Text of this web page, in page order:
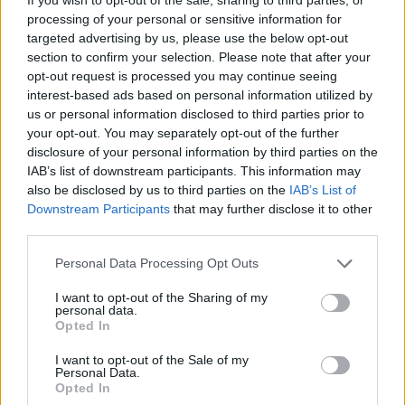
processing of your personal or sensitive information for
targeted advertising by us, please use the below opt-out
section to confirm your selection. Please note that after your
opt-out request is processed you may continue seeing
interest-based ads based on personal information utilized by
us or personal information disclosed to third parties prior to
your opt-out. You may separately opt-out of the further
disclosure of your personal information by third parties on the
IAB’s list of downstream participants. This information may
also be disclosed by us to third parties on the IAB’s List of
Downstream Participants that may further disclose it to other
Personal Data Processing Opt Outs
I want to opt-out of the Sharing of my
personal data.
Opted In
I want to opt-out of the Sale of my
Personal Data.
Opted In
από 25 έως 39 ετών, με ετήσιο εισόδημα
τουλάχιστον 10.000 ευρώ έως το ποσό που
αντιστοιχεί για τη λήψη επιδόματος θέρμανσης
(16.000 ευρώ για άγαμο, 24.000 ευρώ για ζευγάρι
συν 3.000 ευρώ για κάθε παιδί, 27.000 ευρώ για
μονογονεϊκές οικογένειες συν 3.000 ευρώ για
κάθε παιδί πέραν του πρώτου), εφόσον δεν
διαθέτουν ακίνητο που καλύπτει τις στεγαστικές
τους ανάγκες. Τα δάνεια καλύπτουν έως και το
90% της εμπορικής αξίας του ακινήτου, με
ανώτατο όριο τις 150.000 ευρώ, και μπορεί να
έχουν διάρκεια έως 30 έτη. Για ποσό δανείου
100.000 ευρώ με διάρκεια αποπληρωμής 30